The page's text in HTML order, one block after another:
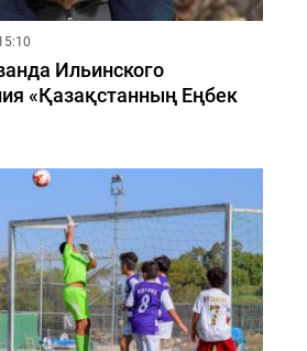
Ильинского
«Қазақстанның Еңбек